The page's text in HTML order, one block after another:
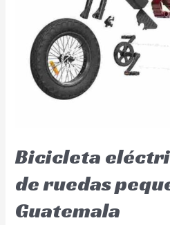
Bicicleta
de ruedas
Guatemala